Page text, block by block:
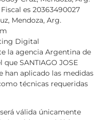
es 20363490027
Mendoza, Arg.
Digital
la agencia Argentina de
SANTIAGO JOSE
han aplicado las medidas
técnicas requeridas
válida únicamente